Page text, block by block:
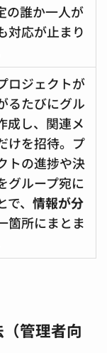
の誰か一人が
対応が止まり
ロジェクトが
るたびにグル
成し、関連メ
けを招待。プ
トの進捗や決
グループ宛に
で、情報が分
箇所にまとま
管理者向